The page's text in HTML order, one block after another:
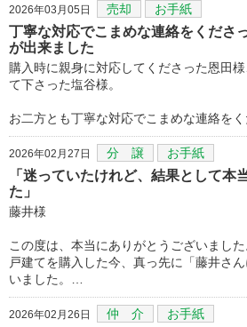
2026年03月05日 売却 お手紙
丁寧な対応でこまめな連絡をくださ
が出来ました
購入時に親身に対応してくださった恩田
て下さった塩谷様。
お二方とも丁寧な対応でこまめな連絡を
2026年02月27日 分 譲 お手紙
「迷っていたけれど、結果として本
た」
藤井様
この度は、本当にありがとうございました
戸建てを購入した今、真っ先に「藤井さ
いました。…
2026年02月26日 仲 介 お手紙